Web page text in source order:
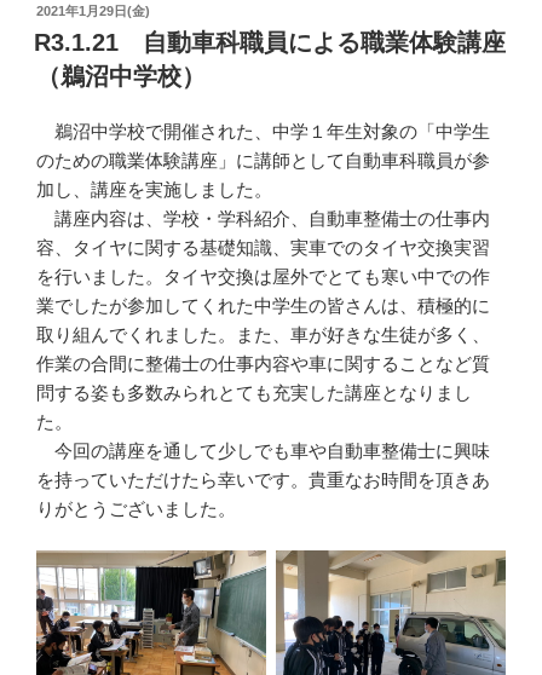
投
稿
日:
2021年1月29日(金)
R3.1.21 自動車科職員による職業体験講座
（鵜沼中学校）
鵜沼中学校で開催された、中学１年生対象の「中学生
のための職業体験講座」に講師として自動車科職員が参
加し、講座を実施しました。
講座内容は、学校・学科紹介、自動車整備士の仕事内
容、タイヤに関する基礎知識、実車でのタイヤ交換実習
を行いました。タイヤ交換は屋外でとても寒い中での作
業でしたが参加してくれた中学生の皆さんは、積極的に
取り組んでくれました。また、車が好きな生徒が多く、
作業の合間に整備士の仕事内容や車に関することなど質
問する姿も多数みられとても充実した講座となりまし
た。
今回の講座を通して少しでも車や自動車整備士に興味
を持っていただけたら幸いです。貴重なお時間を頂きあ
りがとうございました。